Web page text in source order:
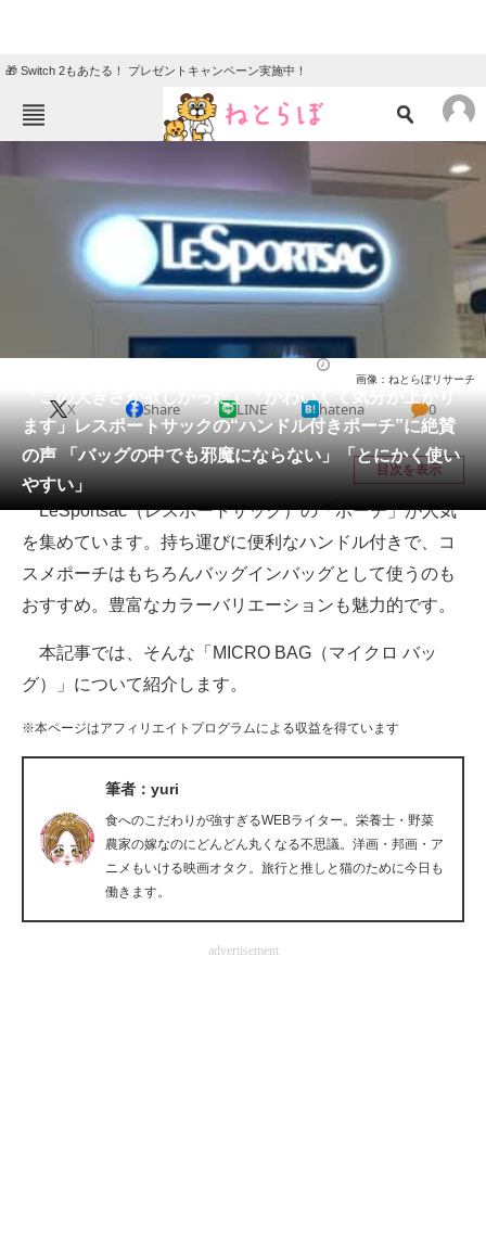
🎁 Switch 2もあたる！ プレゼントキャンペーン実施中！
TOP
クイズ
地域
教育・育児
リサーチ
メディア
注目記事を集めた総合ページ
ITの今と未来を見通す
スマホと通信の最新トレンド
ビジネスと働き方のヒント
企業ITのトレンドを詳説
経営リーダーのコミュニティ
ITエンジニア向け専門サイト
「この大きさが欲しかった」「かわいくて気分が上がり
ます」レスポートサックの“ハンドル付きポーチ”に絶賛
の声 「バッグの中でも邪魔にならない」「とにかく使い
やすい」
画像：ねとらぼリサーチ
X Share LINE hatena 0
目次を表示
LeSportsac（レスポートサック）の「ポーチ」が人気
を集めています。持ち運びに便利なハンドル付きで、コ
スメポーチはもちろんバッグインバッグとして使うのも
おすすめ。豊富なカラーバリエーションも魅力的です。
本記事では、そんな「MICRO BAG（マイクロ バッ
グ）」について紹介します。
※本ページはアフィリエイトプログラムによる収益を得ています
筆者：yuri
食へのこだわりが強すぎるWEBライター。栄養士・野菜
農家の嫁なのにどんどん丸くなる不思議。洋画・邦画・ア
ニメもいける映画オタク。旅行と推しと猫のために今日も
働きます。
advertisement